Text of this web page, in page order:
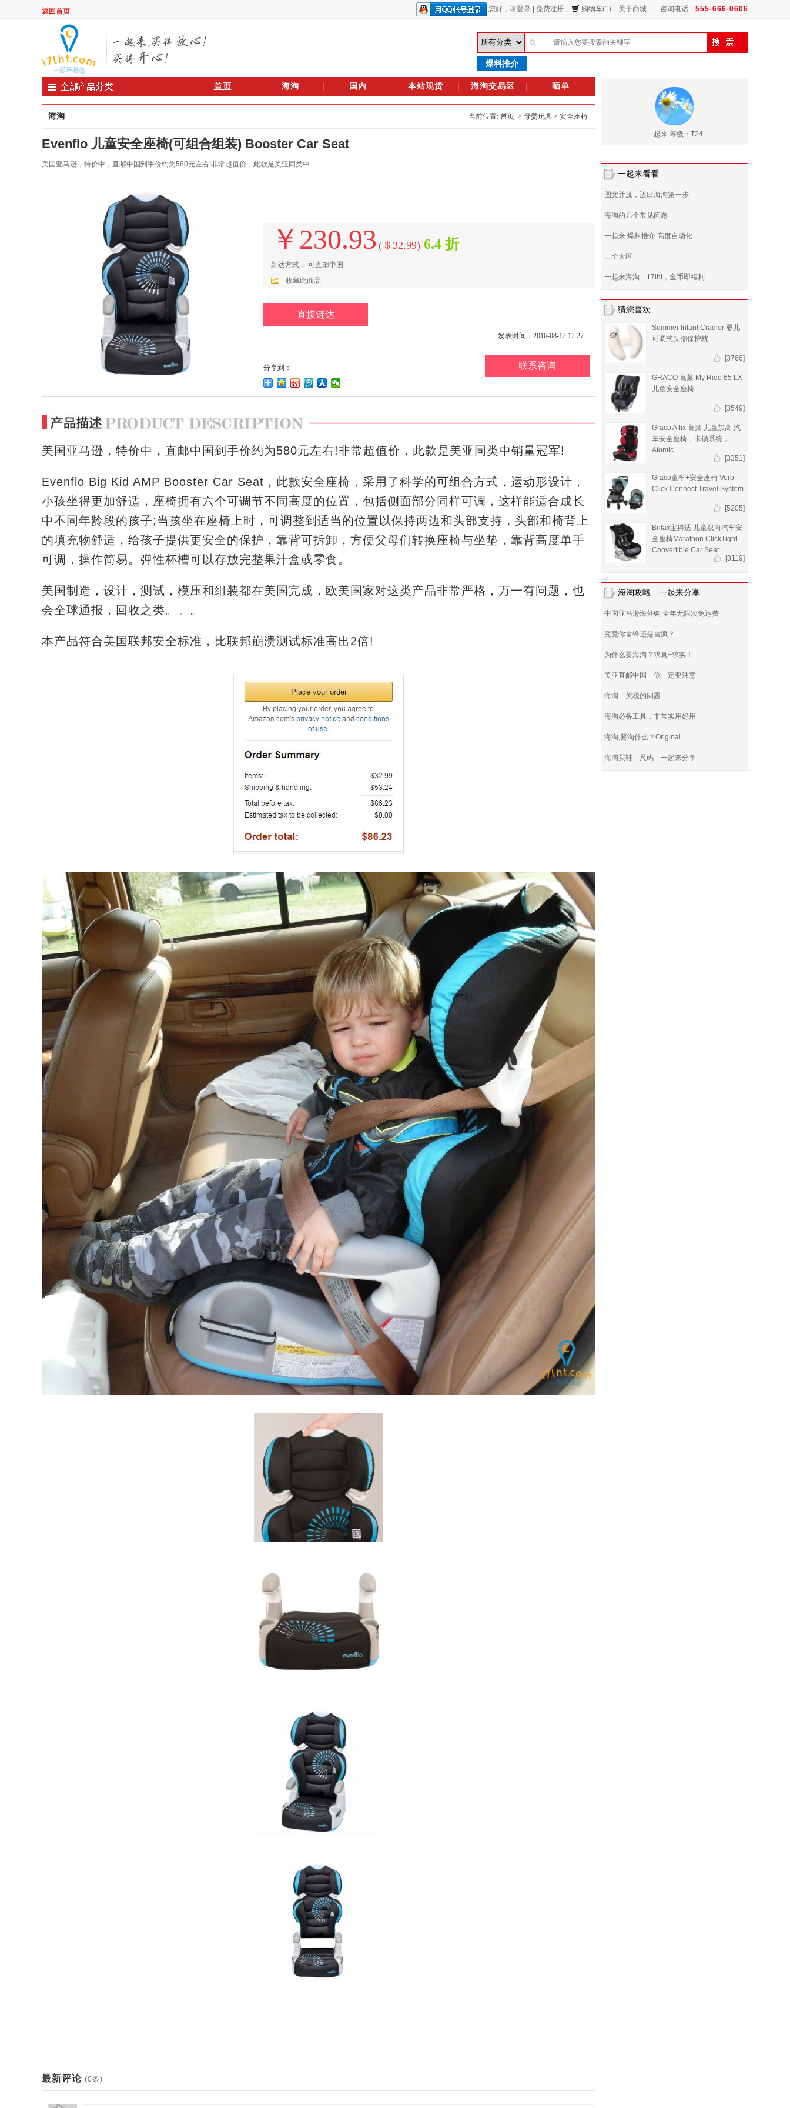
返回首页 您好， 请登录 免费注册 购物车(1) 关于商城 咨询电话 555-666-0606
爆料推介
首页 海淘 国内 本站现货 海淘交易区 晒单
海淘 当前位置: 首页 > 母婴玩具 > 安全座椅
Evenflo 儿童安全座椅(可组合组装) Booster Car Seat
美国亚马逊，特价中，直邮中国到手价约为580元左右!非常超值价，此款是美亚同类中...
￥230.93 (＄32.99) 6.4 折
到达方式： 可直邮中国
收藏此商品
直接链达
发表时间：2016-08-12 12:27
联系咨询
分享到：
美国亚马逊，特价中，直邮中国到手价约为580元左右!非常超值价，此款是美亚同类中销量冠军!
Evenflo Big Kid AMP Booster Car Seat，此款安全座椅，采用了科学的可组合方式，运动形设计，
小孩坐得更加舒适，座椅拥有六个可调节不同高度的位置，包括侧面部分同样可调，这样能适合成长
中不同年龄段的孩子;当孩坐在座椅上时，可调整到适当的位置以保持两边和头部支持，头部和椅背上
的填充物舒适，给孩子提供更安全的保护，靠背可拆卸，方便父母们转换座椅与坐垫，靠背高度单手
可调，操作简易。弹性杯槽可以存放完整果汁盒或零食。
美国制造，设计，测试，模压和组装都在美国完成，欧美国家对这类产品非常严格，万一有问题，也
会全球通报，回收之类。。。
本产品符合美国联邦安全标准，比联邦崩溃测试标准高出2倍!
最新评论 (0条)
一起来 等级：T24
一起来看看
图文并茂，迈出海淘第一步
海淘的几个常见问题
一起来 爆料推介 高度自动化
三个大区
一起来海淘 17lht，金币即福利
猜您喜欢
Summer Infant Cradler 婴儿
可调式头部保护枕
[3766]
GRACO 葛莱 My Ride 65 LX
儿童安全座椅
[3549]
Graco Affix 葛莱 儿童加高 汽
车安全座椅，卡锁系统，
Atomic
[3351]
Graco童车+安全座椅 Verb
Click Connect Travel System
[5205]
Britax宝得适 儿童双向汽车安
全座椅Marathon ClickTight
Convertible Car Seat
[3119]
海淘攻略 一起来分享
中国亚马逊海外购 全年无限次免运费
究竟你雷锋还是雷疯？
为什么要海淘？求真+求实！
美亚直邮中国 你一定要注意
海淘 关税的问题
海淘必备工具，非常实用好用
海淘,要淘什么？Original
海淘买鞋 尺码 一起来分享